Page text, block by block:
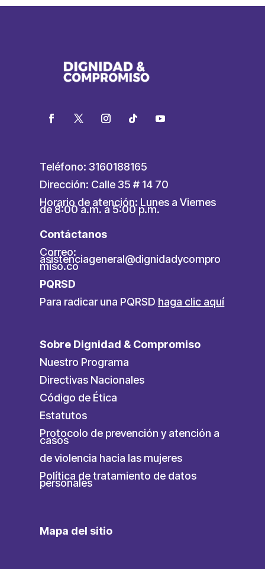
Teléfono: 3160188165
Dirección: Calle 35 # 14 70
Horario de atención: Lunes a Viernes
de 8:00 a.m. a 5:00 p.m.
Contáctanos
Correo:
asistenciageneral@dignidadycompro
miso.co
PQRSD
Para radicar una PQRSD haga clic aquí
Sobre Dignidad & Compromiso
Nuestro Programa
Directivas Nacionales
Código de Ética
Estatutos
Protocolo de prevención y atención a
casos
de violencia hacia las mujeres
Política de tratamiento de datos
personales
Mapa del sitio